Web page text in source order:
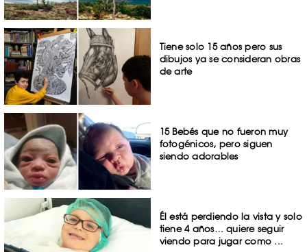
Tiene solo 15 años pero sus
dibujos ya se consideran obras
de arte
15 Bebés que no fueron muy
fotogénicos, pero siguen
siendo adorables
Él está perdiendo la vista y solo
tiene 4 años… quiere seguir
viendo para jugar como ...